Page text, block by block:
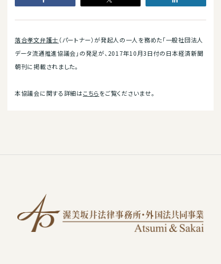
落合孝文弁護士 （パートナー）が発起人の一人を務めた「一般社団法人
データ流通推進協議会」の発足が、2017年10月3日付の日本経済新聞
朝刊に掲載されました。
本協議会に関する詳細はこちらをご覧くださいませ。